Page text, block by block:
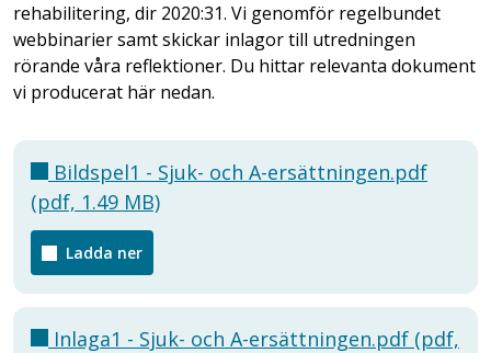
rehabilitering, dir 2020:31. Vi genomför regelbundet
webbinarier samt skickar inlagor till utredningen
rörande våra reflektioner. Du hittar relevanta dokument
vi producerat här nedan.
Bildspel1 - Sjuk- och A-ersättningen.pdf
(pdf, 1.49 MB)
Ladda ner
Inlaga1 - Sjuk- och A-ersättningen.pdf (pdf,